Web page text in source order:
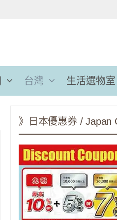
台灣 生活選物室
》日本優惠券 / Japan